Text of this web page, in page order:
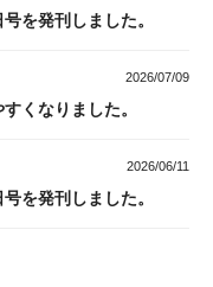
を発刊しました。
2026/07/09
くなりました。
2026/06/11
を発刊しました。